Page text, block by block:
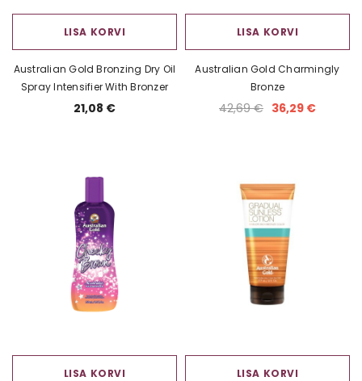
LISA KORVI
Australian Gold Bronzing Dry Oil
Spray Intensifier With Bronzer
21,08 €
LISA KORVI
Australian Gold Charmingly
Bronze
42,69 € 36,29 €
LISA KORVI LISA KORVI